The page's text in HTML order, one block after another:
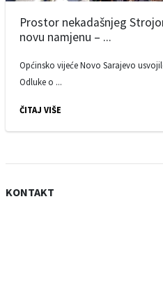
Prostor nekadašnjeg
novu namjenu – ...
Općinsko vijeće Novo Sarajevo
Odluke o ...
ČITAJ VIŠE
KONTAKT